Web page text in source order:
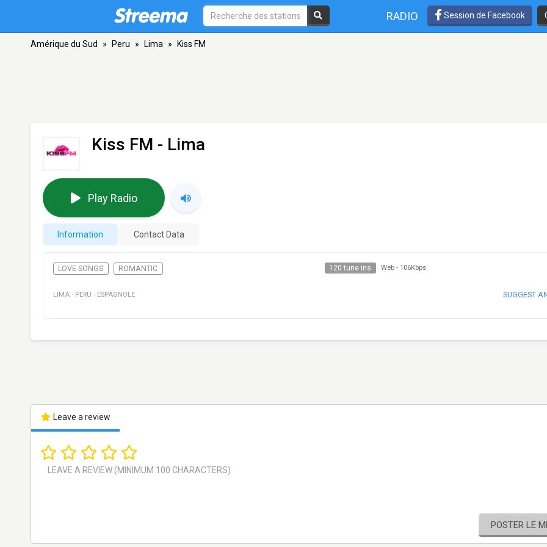
RADIO Session de Facebook
Amérique du Sud » Peru » Lima » Kiss FM
Kiss FM - Lima
Play Radio
Information Contact Data
LOVE SONGS ROMANTIC 120 tune ins Web - 106Kbps
LIMA · PERU · ESPAGNOLE SUGGEST
Leave a review
POSTER LE